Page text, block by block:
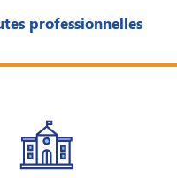
professionnelles